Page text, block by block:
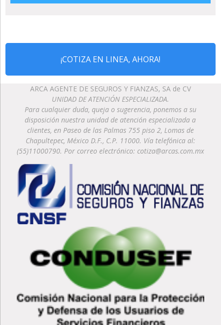
¡COTIZA EN LINEA, AHORA!
ARCA AGENTE DE SEGUROS Y FIANZAS, SA de CV
UNIDAD DE ATENCIÓN ESPECIALIZADA.
Para cualquier duda, queja o sugerencia, ponemos a su
disposición nuestra unidad de atención especializada a
clientes, en Paseo de las Palmas 755 piso 2, Lomas de
Chapultepec, México D.F., C.P. 11000. Vía telefónica al:
(55)11000790. Por correo electrónico: cotiza@arcas.com.mx